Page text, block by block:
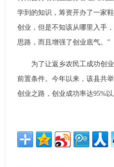
学到的知识，筹资开办了一家
创业，但是不知该从哪里入手
思路，而且增强了创业底气。”
为了让返乡农民工成功创业
前置条件。今年以来，该县共
创业之路，创业成功率达95%以